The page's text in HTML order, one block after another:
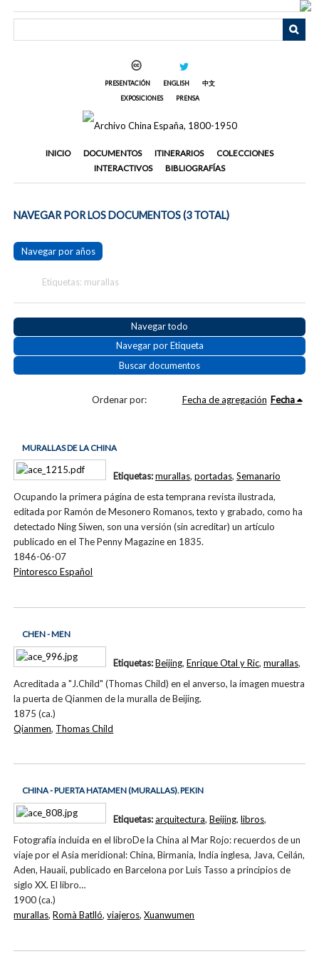
PRESENTACIÓN ENGLISH
中文
EXPOSICIONES
PRENSA
INICIO DOCUMENTOS ITINERARIOS
COLECCIONES
INTERACTIVOS
BIBLIOGRAFÍAS
NAVEGAR POR LOS DOCUMENTOS (3 TOTAL)
Navegar por años
Etiquetas: murallas
Navegar todo
Navegar por Etiqueta
Buscar documentos
Ordenar por: Fecha de agregación Fecha
MURALLAS DE LA CHINA
Ocupando la primera página de esta temprana revista ilustrada,
editada por Ramón de Mesonero Romanos, texto y grabado, como ha
detectado Ning Siwen, son una versión (sin acreditar) un artículo
publicado en el The Penny Magazine en 1835.
1846-06-07
Etiquetas:murallas, portadas, Semanario
Pintoresco Español
CHEN - MEN
Acreditada a "J.Child" (Thomas Child) en el anverso, la imagen muestra
la puerta de Qianmen de la muralla de Beijing.
1875 (ca.)
Etiquetas:Beijing, Enrique Otal y Ric, murallas,
Qianmen, Thomas Child
CHINA - PUERTA HATAMEN (MURALLAS). PEKIN
Fotografía incluida en el libroDe la China al Mar Rojo: recuerdos de un
viaje por el Asia meridional: China, Birmania, India inglesa, Java, Ceilán,
Aden, Hauaii, publicado en Barcelona por Luis Tasso a principios de
siglo XX. El libro…
1900 (ca.)
Etiquetas:arquitectura, Beijing, libros,
murallas,Romà Batlló,viajeros,Xuanwumen